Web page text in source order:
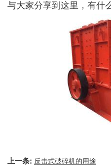
与大家分享到这里，有什
上一条: 反击式破碎机的用途